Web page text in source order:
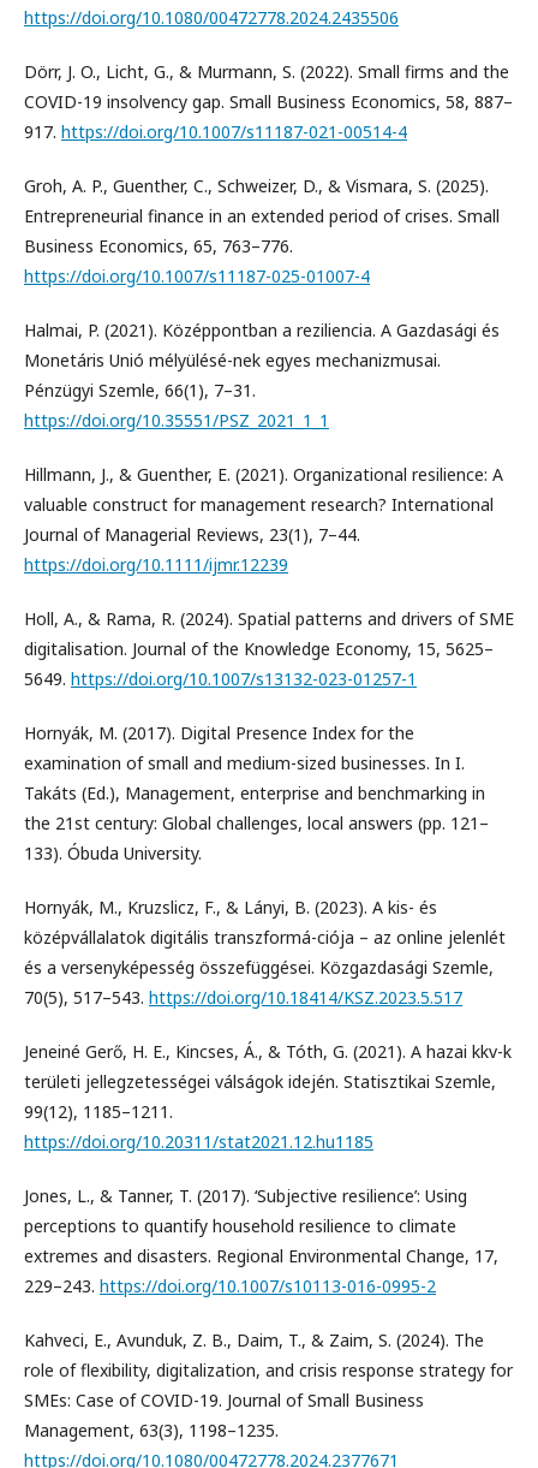
https://doi.org/10.1080/00472778.2024.2435506
Dörr, J. O., Licht, G., & Murmann, S. (2022). Small firms and the
COVID-19 insolvency gap. Small Business Economics, 58, 887–
917. https://doi.org/10.1007/s11187-021-00514-4
Groh, A. P., Guenther, C., Schweizer, D., & Vismara, S. (2025).
Entrepreneurial finance in an extended period of crises. Small
Business Economics, 65, 763–776.
https://doi.org/10.1007/s11187-025-01007-4
Halmai, P. (2021). Középpontban a reziliencia. A Gazdasági és
Monetáris Unió mélyülésé-nek egyes mechanizmusai.
Pénzügyi Szemle, 66(1), 7–31.
https://doi.org/10.35551/PSZ_2021_1_1
Hillmann, J., & Guenther, E. (2021). Organizational resilience: A
valuable construct for management research? International
Journal of Managerial Reviews, 23(1), 7–44.
https://doi.org/10.1111/ijmr.12239
Holl, A., & Rama, R. (2024). Spatial patterns and drivers of SME
digitalisation. Journal of the Knowledge Economy, 15, 5625–
5649. https://doi.org/10.1007/s13132-023-01257-1
Hornyák, M. (2017). Digital Presence Index for the
examination of small and medium-sized businesses. In I.
Takáts (Ed.), Management, enterprise and benchmarking in
the 21st century: Global challenges, local answers (pp. 121–
133). Óbuda University.
Hornyák, M., Kruzslicz, F., & Lányi, B. (2023). A kis- és
középvállalatok digitális transzformá-ciója – az online jelenlét
és a versenyképesség összefüggései. Közgazdasági Szemle,
70(5), 517–543. https://doi.org/10.18414/KSZ.2023.5.517
Jeneiné Gerő, H. E., Kincses, Á., & Tóth, G. (2021). A hazai kkv-k
területi jellegzetességei válságok idején. Statisztikai Szemle,
99(12), 1185–1211.
https://doi.org/10.20311/stat2021.12.hu1185
Jones, L., & Tanner, T. (2017). ‘Subjective resilience’: Using
perceptions to quantify household resilience to climate
extremes and disasters. Regional Environmental Change, 17,
229–243. https://doi.org/10.1007/s10113-016-0995-2
Kahveci, E., Avunduk, Z. B., Daim, T., & Zaim, S. (2024). The
role of flexibility, digitalization, and crisis response strategy for
SMEs: Case of COVID-19. Journal of Small Business
Management, 63(3), 1198–1235.
https://doi.org/10.1080/00472778.2024.2377671